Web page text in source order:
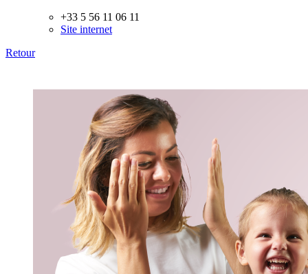
+33 5 56 11 06 11
Site internet
Retour